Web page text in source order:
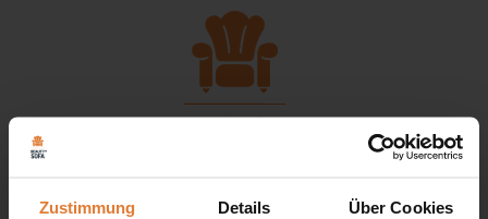
Zustimmung Details Über Cookies